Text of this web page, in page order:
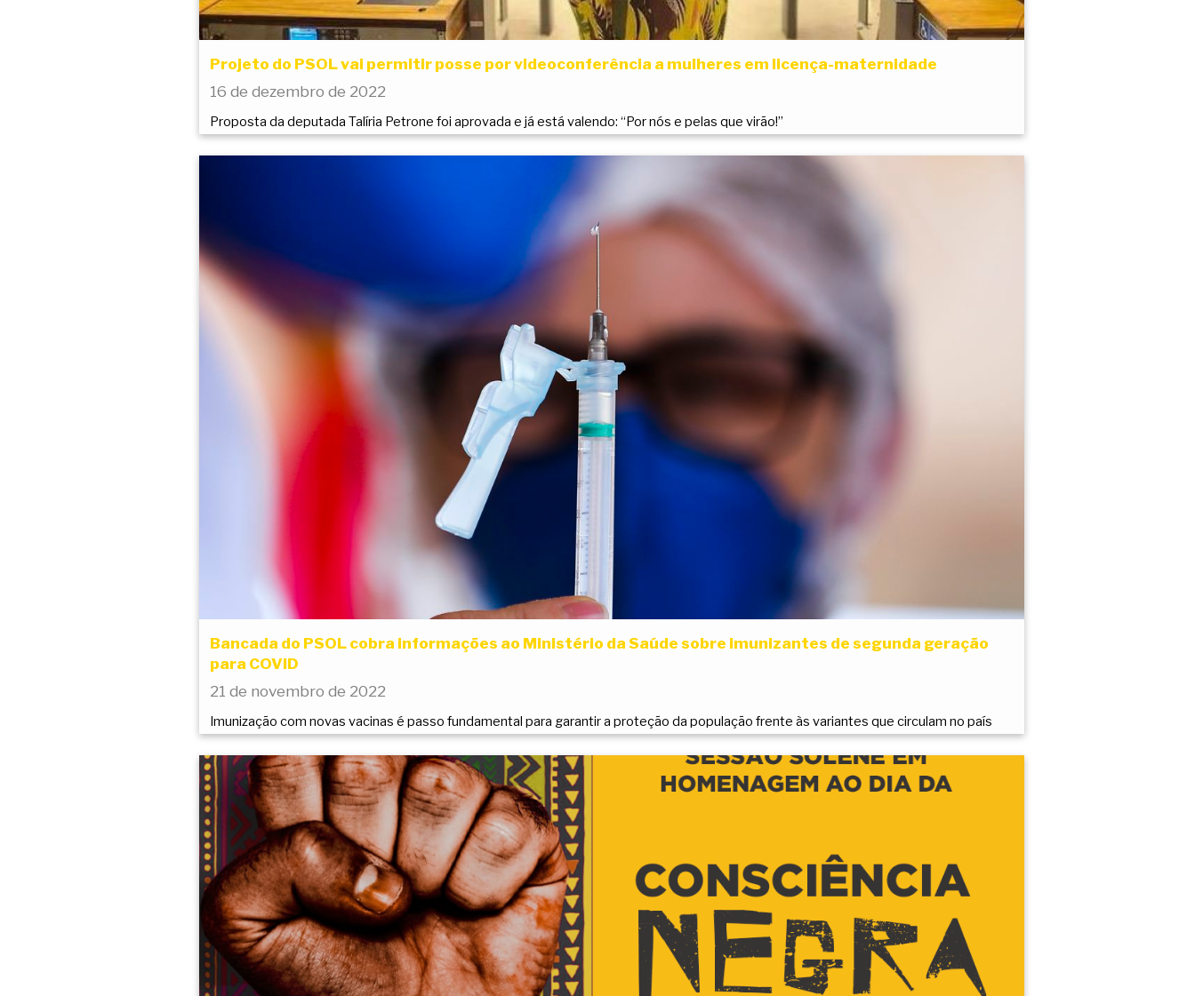
Projeto do PSOL vai permitir posse por videoconferência a mulheres em licença-maternidade
16 de dezembro de 2022
Proposta da deputada Talíria Petrone foi aprovada e já está valendo: “Por nós e pelas que virão!”
Bancada do PSOL cobra informações ao Ministério da Saúde sobre imunizantes de segunda geração
para COVID
21 de novembro de 2022
Imunização com novas vacinas é passo fundamental para garantir a proteção da população frente às variantes que circulam no país